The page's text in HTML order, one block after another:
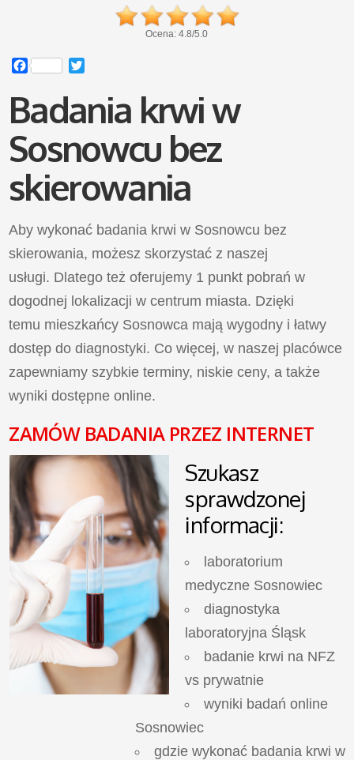
Ocena:4.8/5.0
Facebook
Badania krwi w
Sosnowcu bez
skierowania
Aby wykonać badania krwi w Sosnowcu bez
skierowania, możesz skorzystać z naszej
usługi. Dlatego też oferujemy 1 punkt pobrań w
dogodnej lokalizacji w centrum miasta. Dzięki
temu mieszkańcy Sosnowca mają wygodny i łatwy
dostęp do diagnostyki. Co więcej, w naszej placówce
zapewniamy szybkie terminy, niskie ceny, a także
wyniki dostępne online.
ZAMÓW BADANIA PRZEZ INTERNET
Szukasz
sprawdzonej
informacji:
laboratorium
medyczne Sosnowiec
diagnostyka
laboratoryjna Śląsk
badanie krwi na NFZ
vs prywatnie
wyniki badań online
Sosnowiec
gdzie wykonać badania krwi w